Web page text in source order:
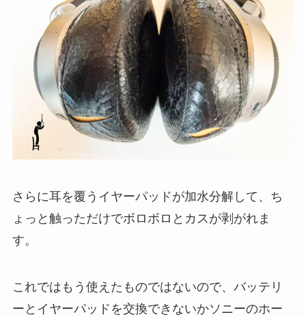
さらに耳を覆うイヤーパッドが加水分解して、ち
ょっと触っただけでボロボロとカスが剥がれま
す。
これではもう使えたものではないので、バッテリ
ーとイヤーパッドを交換できないかソニーのホー